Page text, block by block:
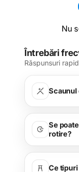
Nu
Întrebări
Răspunsuri
Scaunul
Se
rotire?
Ce